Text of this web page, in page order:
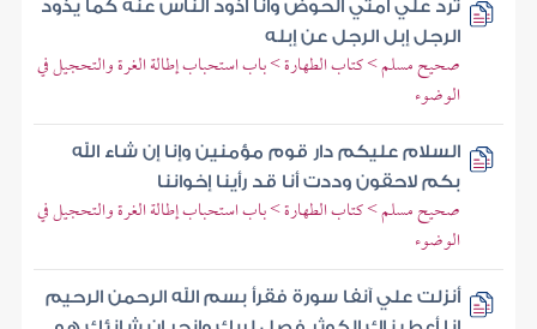
ترد علي أمتي الحوض وأنا أذود الناس عنه كما يذود
الرجل إبل الرجل عن إبله
صحيح مسلم > كتاب الطهارة > باب استحباب إطالة الغرة والتحجيل في
الوضوء
السلام عليكم دار قوم مؤمنين وإنا إن شاء الله
بكم لاحقون وددت أنا قد رأينا إخواننا
صحيح مسلم > كتاب الطهارة > باب استحباب إطالة الغرة والتحجيل في
الوضوء
أنزلت علي آنفا سورة فقرأ بسم الله الرحمن الرحيم